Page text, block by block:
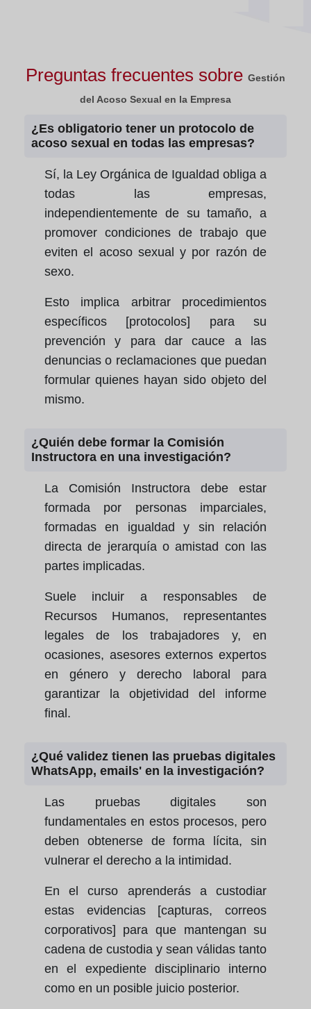
Preguntas frecuentes sobre Gestión
del Acoso Sexual en la Empresa
¿Es obligatorio tener un protocolo de
acoso sexual en todas las empresas?
Sí, la Ley Orgánica de Igualdad obliga a
todas las empresas,
independientemente de su tamaño, a
promover condiciones de trabajo que
eviten el acoso sexual y por razón de
sexo.
Esto implica arbitrar procedimientos
específicos [protocolos] para su
prevención y para dar cauce a las
denuncias o reclamaciones que puedan
formular quienes hayan sido objeto del
mismo.
¿Quién debe formar la Comisión
Instructora en una investigación?
La Comisión Instructora debe estar
formada por personas imparciales,
formadas en igualdad y sin relación
directa de jerarquía o amistad con las
partes implicadas.
Suele incluir a responsables de
Recursos Humanos, representantes
legales de los trabajadores y, en
ocasiones, asesores externos expertos
en género y derecho laboral para
garantizar la objetividad del informe
final.
¿Qué validez tienen las pruebas digitales
WhatsApp, emails' en la investigación?
Las pruebas digitales son
fundamentales en estos procesos, pero
deben obtenerse de forma lícita, sin
vulnerar el derecho a la intimidad.
En el curso aprenderás a custodiar
estas evidencias [capturas, correos
corporativos] para que mantengan su
cadena de custodia y sean válidas tanto
en el expediente disciplinario interno
como en un posible juicio posterior.